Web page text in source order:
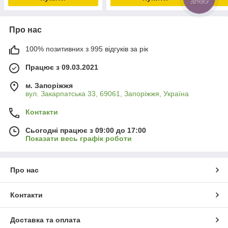
Про нас
100% позитивних з 995 відгуків за рік
Працює з 09.03.2021
м. Запоріжжя
вул. Закарпатська 33, 69061, Запоріжжя, Україна
Контакти
Сьогодні працює з 09:00 до 17:00
Показати весь графік роботи
Про нас
Контакти
Доставка та оплата